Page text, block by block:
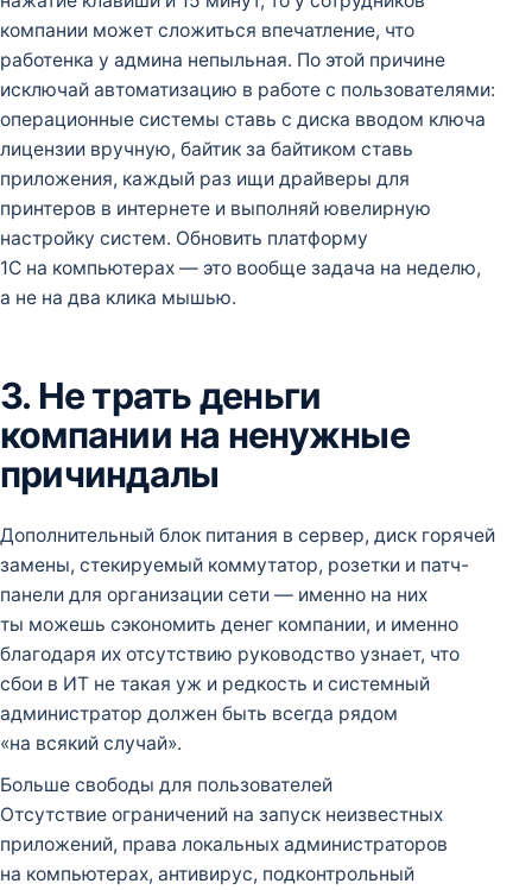
компании может сложиться впечатление, что
работенка у админа непыльная. По этой причине
исключай автоматизацию в работе с пользователями:
операционные системы ставь с диска вводом ключа
лицензии вручную, байтик за байтиком ставь
приложения, каждый раз ищи драйверы для
принтеров в интернете и выполняй ювелирную
настройку систем. Обновить платформу
1С на компьютерах — это вообще задача на неделю,
а не на два клика мышью.
3. Не трать деньги
компании на ненужные
причиндалы
Дополнительный блок питания в сервер, диск горячей
замены, стекируемый коммутатор, розетки и патч-
панели для организации сети — именно на них
ты можешь сэкономить денег компании, и именно
благодаря их отсутствию руководство узнает, что
сбои в ИТ не такая уж и редкость и системный
администратор должен быть всегда рядом
«на всякий случай».
Больше свободы для пользователей
Отсутствие ограничений на запуск неизвестных
приложений, права локальных администраторов
на компьютерах, антивирус, подконтрольный